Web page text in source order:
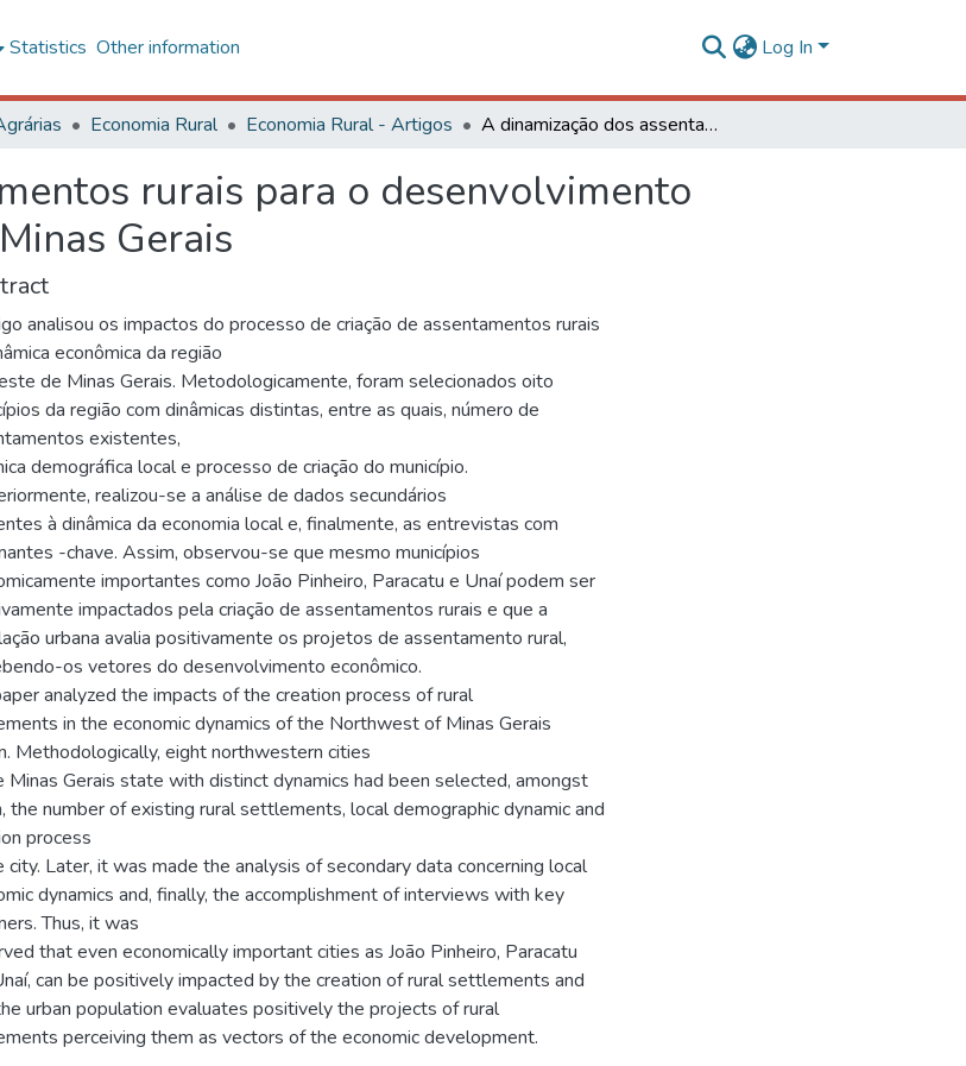
Statistics Other information Log In
Economia Rural Economia Rural - Artigos A dinamização dos assentamentos rurais para o desenvolvimento econômico do Noroeste de Minas Gerais
rurais para o desenvolvimento
Gerais
analisou os impactos do processo de criação de assentamentos rurais
econômica da região
de Minas Gerais. Metodologicamente, foram selecionados oito
da região com dinâmicas distintas, entre as quais, número de
existentes,
demográfica local e processo de criação do município.
realizou-se a análise de dados secundários
à dinâmica da economia local e, finalmente, as entrevistas com
-chave. Assim, observou-se que mesmo municípios
importantes como João Pinheiro, Paracatu e Unaí podem ser
impactados pela criação de assentamentos rurais e que a
urbana avalia positivamente os projetos de assentamento rural,
os vetores do desenvolvimento econômico.
analyzed the impacts of the creation process of rural
in the economic dynamics of the Northwest of Minas Gerais
Methodologically, eight northwestern cities
Minas Gerais state with distinct dynamics had been selected, amongst
the number of existing rural settlements, local demographic dynamic and
process
city. Later, it was made the analysis of secondary data concerning local
dynamics and, finally, the accomplishment of interviews with key
Thus, it was
that even economically important cities as João Pinheiro, Paracatu
can be positively impacted by the creation of rural settlements and
urban population evaluates positively the projects of rural
perceiving them as vectors of the economic development.